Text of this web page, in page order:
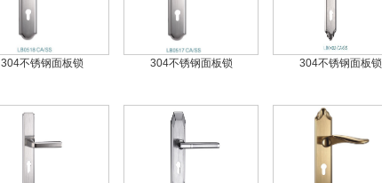
304不锈钢面板锁 304不锈钢面板锁 304不锈钢面板锁